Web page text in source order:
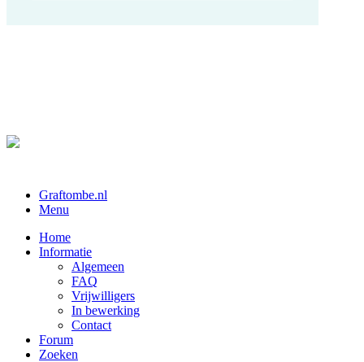
Graftombe.nl
Menu
Home
Informatie
Algemeen
FAQ
Vrijwilligers
In bewerking
Contact
Forum
Zoeken